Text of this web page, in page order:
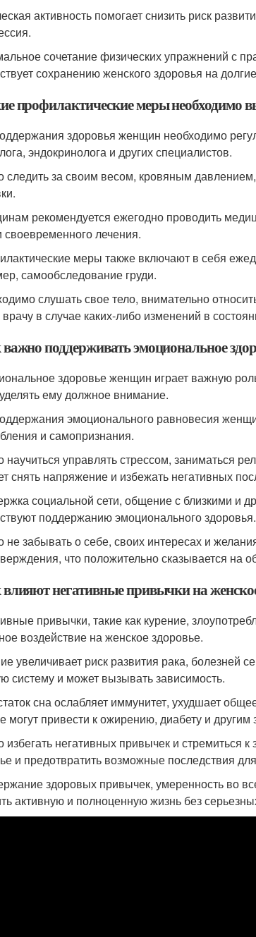
активность помогает снизить риск
сочетание физических упражнений с
сохранению женского здоровья на
профилактические меры необходимо
здоровья женщин необходимо
эндокринолога и других специалистов.
следить за своим весом, кровяным
рекомендуется ежегодно проводить
своевременного лечения.
меры также включают в себя
самообследование груди.
слушать свое тело, внимательно
врачу в случае каких-либо изменений в
поддерживать эмоциональное
здоровье женщин играет важную
ему должное внимание.
эмоционального равновесия
и самопризнания.
научиться управлять стрессом, заниматься
снять напряжение и избежать негативных
социальной сети, общение с близкими и
поддержанию эмоционального здоровья.
не забывать о себе, своих интересах и
что положительно сказывается на
негативные привычки на
привычки, такие как курение,
воздействие на женское здоровье.
увеличивает риск развития рака, болезней
систему и может вызывать зависимость.
сна ослабляет иммунитет, ухудшает
могут привести к ожирению, диабету и
избегать негативных привычек и стремиться
и предотвратить возможные последствия
здоровых привычек, умеренность во
активную и полноценную жизнь без